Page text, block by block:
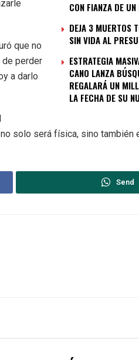
CON FIANZA DE
DEJA 3 MUERTOS
SIN VIDA AL
ESTRATEGIA
CANO LANZA
REGALARÁ UN
LA FECHA DE SU
que no
de perder
a darlo
solo será física, sino también
Send